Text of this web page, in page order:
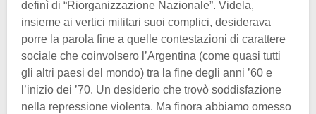
definì di “Riorganizzazione Nazionale”. Videla,
insieme ai vertici militari suoi complici, desiderava
porre la parola fine a quelle contestazioni di carattere
sociale che coinvolsero l’Argentina (come quasi tutti
gli altri paesi del mondo) tra la fine degli anni ’60 e
l’inizio dei ’70. Un desiderio che trovò soddisfazione
nella repressione violenta. Ma finora abbiamo omesso